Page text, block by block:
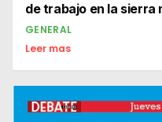
de trabajo en la sierra
GENERAL
Leer mas